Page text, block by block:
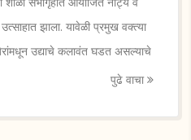
झाला. यावेळी प्रमुख वक्त्या
उद्याचे कलावंत घडत असल्याचे
पुढे वाचा